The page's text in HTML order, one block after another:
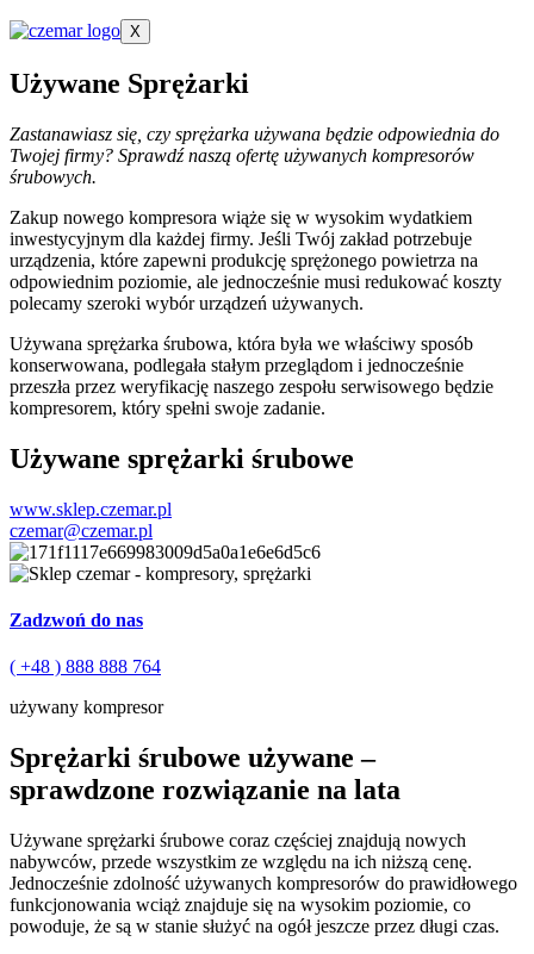
X
Używane Sprężarki
Zastanawiasz się, czy sprężarka używana będzie odpowiednia do
Twojej firmy? Sprawdź naszą ofertę używanych kompresorów
śrubowych.
Zakup nowego kompresora wiąże się w wysokim wydatkiem
inwestycyjnym dla każdej firmy. Jeśli Twój zakład potrzebuje
urządzenia, które zapewni produkcję sprężonego powietrza na
odpowiednim poziomie, ale jednocześnie musi redukować koszty
polecamy szeroki wybór urządzeń używanych.
Używana sprężarka śrubowa, która była we właściwy sposób
konserwowana, podlegała stałym przeglądom i jednocześnie
przeszła przez weryfikację naszego zespołu serwisowego będzie
kompresorem, który spełni swoje zadanie.
Używane sprężarki śrubowe
www.sklep.czemar.pl
czemar@czemar.pl
Zadzwoń do nas
( +48 ) 888 888 764
używany kompresor
Sprężarki śrubowe używane –
sprawdzone rozwiązanie na lata
Używane sprężarki śrubowe coraz częściej znajdują nowych
nabywców, przede wszystkim ze względu na ich niższą cenę.
Jednocześnie zdolność używanych kompresorów do prawidłowego
funkcjonowania wciąż znajduje się na wysokim poziomie, co
powoduje, że są w stanie służyć na ogół jeszcze przez długi czas.